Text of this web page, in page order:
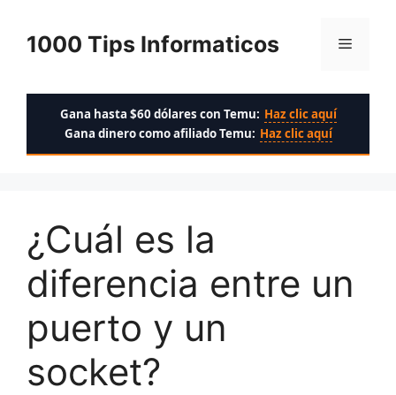
contenido
1000 Tips Informaticos Menú
Gana hasta $60 dólares con Temu: Haz clic aquí
Gana dinero como afiliado Temu: Haz clic aquí
¿Cuál es la
diferencia entre un
puerto y un
socket?